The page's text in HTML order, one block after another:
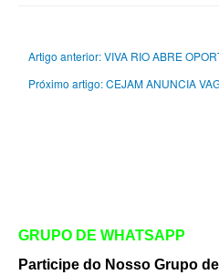
Artigo anterior: VIVA RIO ABRE
Próximo artigo: CEJAM ANUNCIA
GRUPO DE WHATSAPP
Participe do Nosso Grupo de